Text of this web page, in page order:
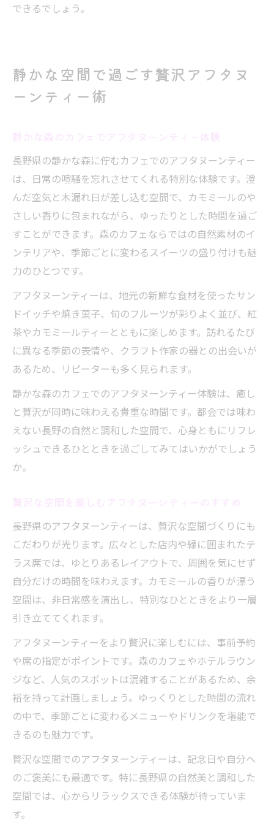
できるでしょう。
静かな空間で過ごす贅沢アフタヌ
ーンティー術
長野県の静かな森に佇むカフェでのアフタヌーンティー
は、日常の喧騒を忘れさせてくれる特別な体験です。澄
んだ空気と木漏れ日が差し込む空間で、カモミールのや
さしい香りに包まれながら、ゆったりとした時間を過ご
すことができます。森のカフェならではの自然素材のイ
ンテリアや、季節ごとに変わるスイーツの盛り付けも魅
力のひとつです。
アフタヌーンティーは、地元の新鮮な食材を使ったサン
ドイッチや焼き菓子、旬のフルーツが彩りよく並び、紅
茶やカモミールティーとともに楽しめます。訪れるたび
に異なる季節の表情や、クラフト作家の器との出会いが
あるため、リピーターも多く見られます。
静かな森のカフェでのアフタヌーンティー体験は、癒し
と贅沢が同時に味わえる貴重な時間です。都会では味わ
えない長野の自然と調和した空間で、心身ともにリフレ
ッシュできるひとときを過ごしてみてはいかがでしょう
か。
長野県のアフタヌーンティーは、贅沢な空間づくりにも
こだわりが光ります。広々とした店内や緑に囲まれたテ
ラス席では、ゆとりあるレイアウトで、周囲を気にせず
自分だけの時間を味わえます。カモミールの香りが漂う
空間は、非日常感を演出し、特別なひとときをより一層
引き立ててくれます。
アフタヌーンティーをより贅沢に楽しむには、事前予約
や席の指定がポイントです。森のカフェやホテルラウン
ジなど、人気のスポットは混雑することがあるため、余
裕を持って計画しましょう。ゆっくりとした時間の流れ
の中で、季節ごとに変わるメニューやドリンクを堪能で
きるのも魅力です。
贅沢な空間でのアフタヌーンティーは、記念日や自分へ
のご褒美にも最適です。特に長野県の自然美と調和した
空間では、心からリラックスできる体験が待っていま
す。